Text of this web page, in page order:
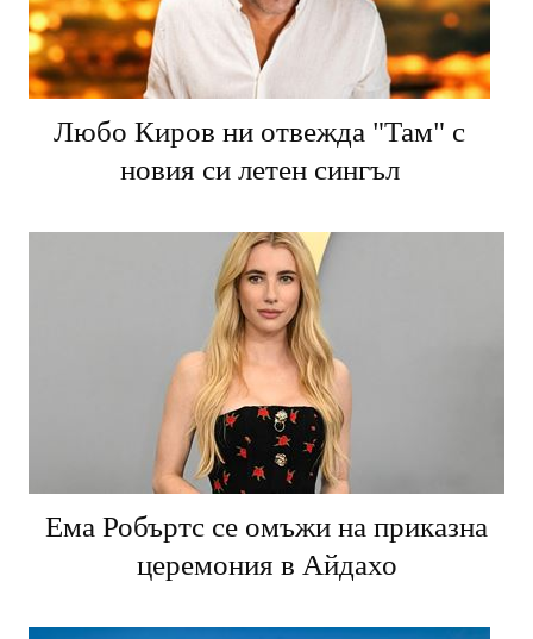
Любо Киров ни отвежда "Там" с
новия си летен сингъл
Ема Робъртс се омъжи на приказна
церемония в Айдахо